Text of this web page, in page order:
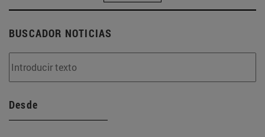
BUSCADOR NOTICIAS
Desde